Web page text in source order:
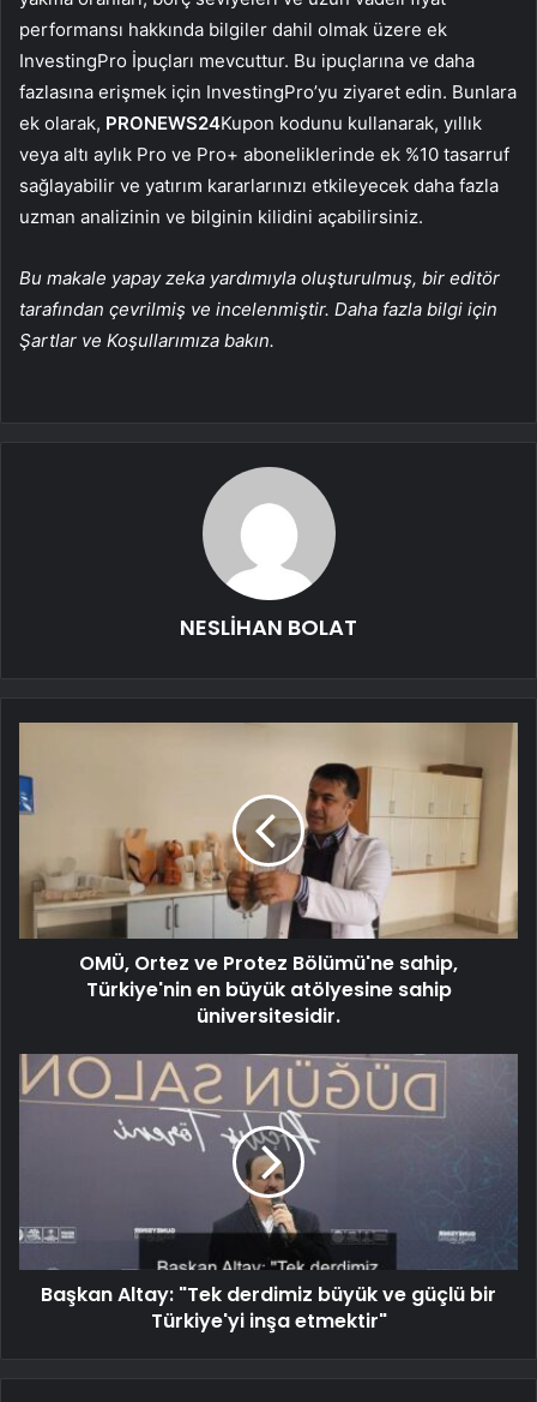
performansı hakkında bilgiler dahil olmak üzere ek
InvestingPro İpuçları mevcuttur. Bu ipuçlarına ve daha
fazlasına erişmek için InvestingPro’yu ziyaret edin. Bunlara
ek olarak, PRONEWS24Kupon kodunu kullanarak, yıllık
veya altı aylık Pro ve Pro+ aboneliklerinde ek %10 tasarruf
sağlayabilir ve yatırım kararlarınızı etkileyecek daha fazla
uzman analizinin ve bilginin kilidini açabilirsiniz.
Bu makale yapay zeka yardımıyla oluşturulmuş, bir editör
tarafından çevrilmiş ve incelenmiştir. Daha fazla bilgi için
Şartlar ve Koşullarımıza bakın.
NESLİHAN BOLAT
OMÜ, Ortez ve Protez Bölümü'ne sahip,
Türkiye'nin en büyük atölyesine sahip
üniversitesidir.
Başkan Altay: "Tek derdimiz büyük ve güçlü bir
Türkiye'yi inşa etmektir"